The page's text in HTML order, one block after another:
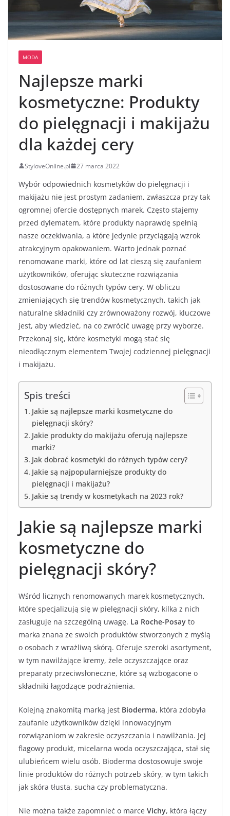
MODA
Najlepsze marki
kosmetyczne: Produkty
do pielęgnacji i makijażu
dla każdej cery
StyloveOnline.pl 27 marca 2022
Wybór odpowiednich kosmetyków do pielęgnacji i
makijażu nie jest prostym zadaniem, zwłaszcza przy tak
ogromnej ofercie dostępnych marek. Często stajemy
przed dylematem, które produkty naprawdę spełnią
nasze oczekiwania, a które jedynie przyciągają wzrok
atrakcyjnym opakowaniem. Warto jednak poznać
renomowane marki, które od lat cieszą się zaufaniem
użytkowników, oferując skuteczne rozwiązania
dostosowane do różnych typów cery. W obliczu
zmieniających się trendów kosmetycznych, takich jak
naturalne składniki czy zrównoważony rozwój, kluczowe
jest, aby wiedzieć, na co zwrócić uwagę przy wyborze.
Przekonaj się, które kosmetyki mogą stać się
nieodłącznym elementem Twojej codziennej pielęgnacji
i makijażu.
Spis treści
Jakie są najlepsze marki kosmetyczne do
pielęgnacji skóry?
Jakie produkty do makijażu oferują najlepsze
marki?
Jak dobrać kosmetyki do różnych typów cery?
Jakie są najpopularniejsze produkty do
pielęgnacji i makijażu?
Jakie są trendy w kosmetykach na 2023 rok?
Jakie są najlepsze marki
kosmetyczne do
pielęgnacji skóry?
Wśród licznych renomowanych marek kosmetycznych,
które specjalizują się w pielęgnacji skóry, kilka z nich
zasługuje na szczególną uwagę. La Roche-Posay to
marka znana ze swoich produktów stworzonych z myślą
o osobach z wrażliwą skórą. Oferuje szeroki asortyment,
w tym nawilżające kremy, żele oczyszczające oraz
preparaty przeciwsłoneczne, które są wzbogacone o
składniki łagodzące podrażnienia.
Kolejną znakomitą marką jest Bioderma, która zdobyła
zaufanie użytkowników dzięki innowacyjnym
rozwiązaniom w zakresie oczyszczania i nawilżania. Jej
flagowy produkt, micelarna woda oczyszczająca, stał się
ulubieńcem wielu osób. Bioderma dostosowuje swoje
linie produktów do różnych potrzeb skóry, w tym takich
jak skóra tłusta, sucha czy problematyczna.
Nie można także zapomnieć o marce Vichy, która łączy